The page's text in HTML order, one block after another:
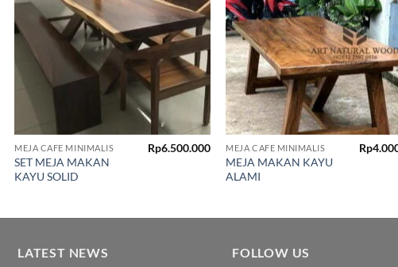
MEJA CAFE MINIMALIS
SET MEJA MAKAN
KAYU SOLID
Rp6.500.000 MEJA CAFE MINIMALIS
MEJA MAKAN KAYU
ALAMI
Rp
LATEST NEWS FOLLOW US